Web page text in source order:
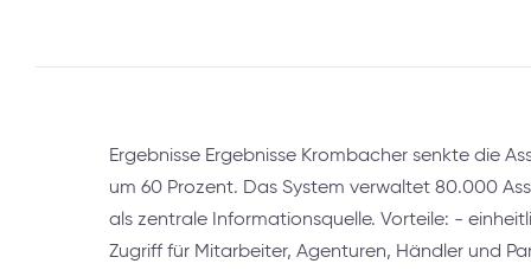
Ergebnisse Ergebnisse Krombacher senkte die
um 60 Prozent. Das System verwaltet 80.000
als zentrale Informationsquelle. Vorteile: -
Zugriff für Mitarbeiter, Agenturen, Händler und